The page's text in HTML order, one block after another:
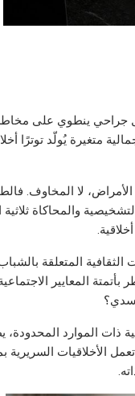
جراحي ينطوي على
متغيرة يُولّد توترًا
الأمراض، لا المخاوف.
والمحاكاة ثلاثية
المتعلقة
المعايير
ذات الموارد المحدودة،
الأخلاقيات السريرية